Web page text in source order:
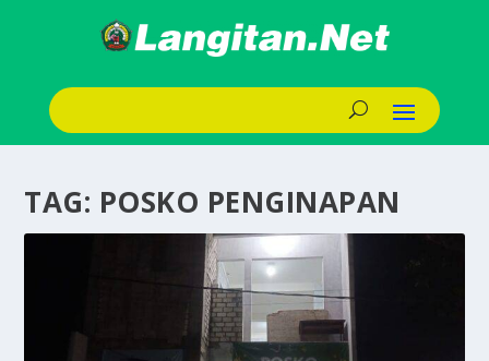
TAG: POSKO PENGINAPAN